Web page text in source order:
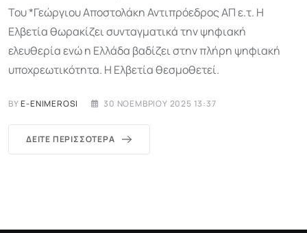
Του *Γεώργιου Αποστολάκη Αντιπρόεδρος ΑΠ ε.τ. Η
Ελβετία θωρακίζει συνταγματικά την ψηφιακή
ελευθερία ενώ η Ελλάδα βαδίζει στην πλήρη ψηφιακή
υποχρεωτικότητα. Η Ελβετία θεσμοθετεί.
BYE-ENIMEROSI 30 ΝΟΕΜΒΡΊΟΥ 2025 13:37
ΔΕΊΤΕ ΠΕΡΙΣΣΌΤΕΡΑ